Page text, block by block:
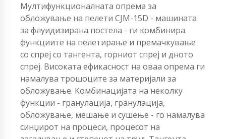
Мултифункционалната опрема за
обложување на пелети CJM-15D - машината
за флуидизирана постела - ги комбинира
функциите на пелетирање и премачкување
со спреј со тангента, горниот спреј и дното
спреј. Високата ефикасност на оваа опрема ги
намалува трошоците за материјали за
обложување. Комбинацијата на неколку
функции - гранулација, гранулација,
обложување, мешање и сушење - го намалува
синџирот на процеси, процесот на